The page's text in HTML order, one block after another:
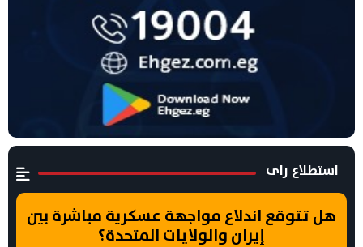
استطلاع راى
هل تتوقع اندلاع مواجهة عسكرية مباشرة بين
إيران والولايات المتحدة؟